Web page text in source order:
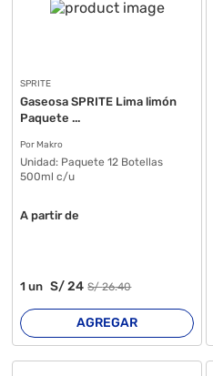
SPRITE
Gaseosa SPRITE Lima limón
Paquete ...
Por Makro
Unidad: Paquete 12 Botellas
500ml c/u
A partir de
1un S/24 S/26.40
AGREGAR